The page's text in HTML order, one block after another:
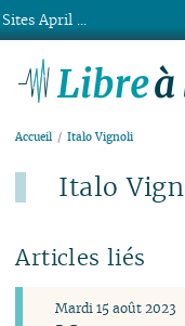
Accueil Italo Vignoli
Italo
Articles liés
Mardi 15 août 2023
Sites April ...